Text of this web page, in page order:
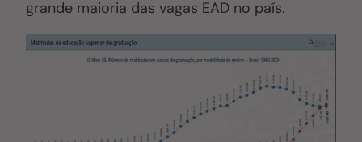
grande maioria das vagas EAD no país.